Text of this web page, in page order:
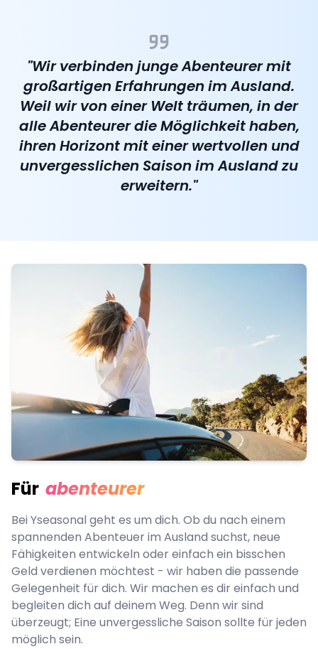
"Wir verbinden junge Abenteurer mit
großartigen Erfahrungen im Ausland.
Weil wir von einer Welt träumen, in der
alle Abenteurer die Möglichkeit haben,
ihren Horizont mit einer wertvollen und
unvergesslichen Saison im Ausland zu
erweitern."
Für abenteurer
Bei Yseasonal geht es um dich. Ob du nach einem
spannenden Abenteuer im Ausland suchst, neue
Fähigkeiten entwickeln oder einfach ein bisschen
Geld verdienen möchtest - wir haben die passende
Gelegenheit für dich. Wir machen es dir einfach und
begleiten dich auf deinem Weg. Denn wir sind
überzeugt; Eine unvergessliche Saison sollte für jeden
möglich sein.